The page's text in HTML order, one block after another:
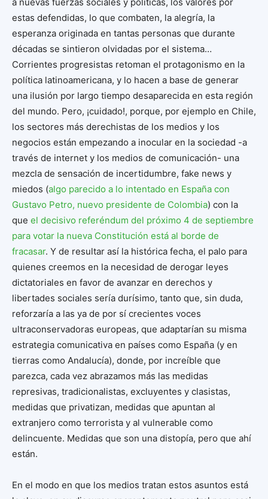
estas defendidas, lo que combaten, la alegría, la
esperanza originada en tantas personas que durante
décadas se sintieron olvidadas por el sistema…
Corrientes progresistas retoman el protagonismo en la
política latinoamericana, y lo hacen a base de generar
una ilusión por largo tiempo desaparecida en esta región
del mundo. Pero, ¡cuidado!, porque, por ejemplo en Chile,
los sectores más derechistas de los medios y los
negocios están empezando a inocular en la sociedad -a
través de internet y los medios de comunicación- una
mezcla de sensación de incertidumbre, fake news y
miedos (algo parecido a lo intentado en España con
Gustavo Petro, nuevo presidente de Colombia) con la
que el decisivo referéndum del próximo 4 de septiembre
para votar la nueva Constitución está al borde de
fracasar. Y de resultar así la histórica fecha, el palo para
quienes creemos en la necesidad de derogar leyes
dictatoriales en favor de avanzar en derechos y
libertades sociales sería durísimo, tanto que, sin duda,
reforzaría a las ya de por sí crecientes voces
ultraconservadoras europeas, que adaptarían su misma
estrategia comunicativa en países como España (y en
tierras como Andalucía), donde, por increíble que
parezca, cada vez abrazamos más las medidas
represivas, tradicionalistas, excluyentes y clasistas,
medidas que privatizan, medidas que apuntan al
extranjero como terrorista y al vulnerable como
delincuente. Medidas que son una distopía, pero que ahí
están.
En el modo en que los medios tratan estos asuntos está